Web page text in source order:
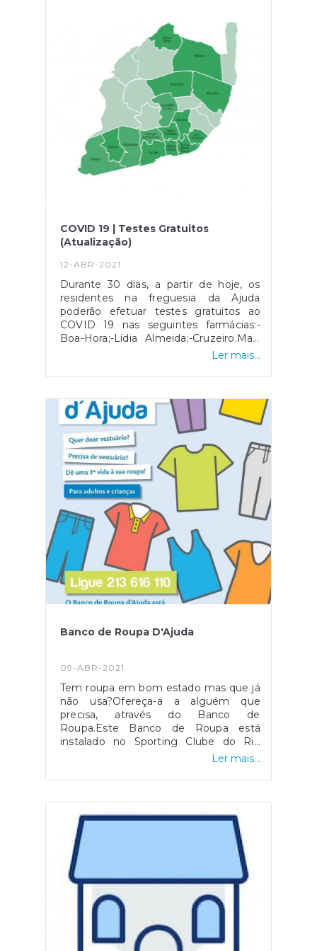
COVID 19 | Testes Gratuitos
(Atualização)
12-ABR-2021
Durante 30 dias, a partir de hoje, os
residentes na freguesia da Ajuda
poderão efetuar testes gratuitos ao
COVID 19 nas seguintes farmácias:-
Boa-Hora;-Lídia Almeida;-Cruzeiro.Mais
iniciativa da Câmara Municipal de
Ler mais...
Banco de Roupa D'Ajuda
09-ABR-2021
Tem roupa em bom estado mas que já
não usa?Ofereça-a a alguém que
precisa, através do Banco de
Roupa.Este Banco de Roupa está
instalado no Sporting Clube do Rio
Seco.Assim, se precisar de vestuário ou
a Junta de Freguesia da Ajuda.Este é
Associação Citador de Sonhos e da
Junta de Freguesia da Ajuda.Uma
maneira solidária de reciclar.
Ler mais...